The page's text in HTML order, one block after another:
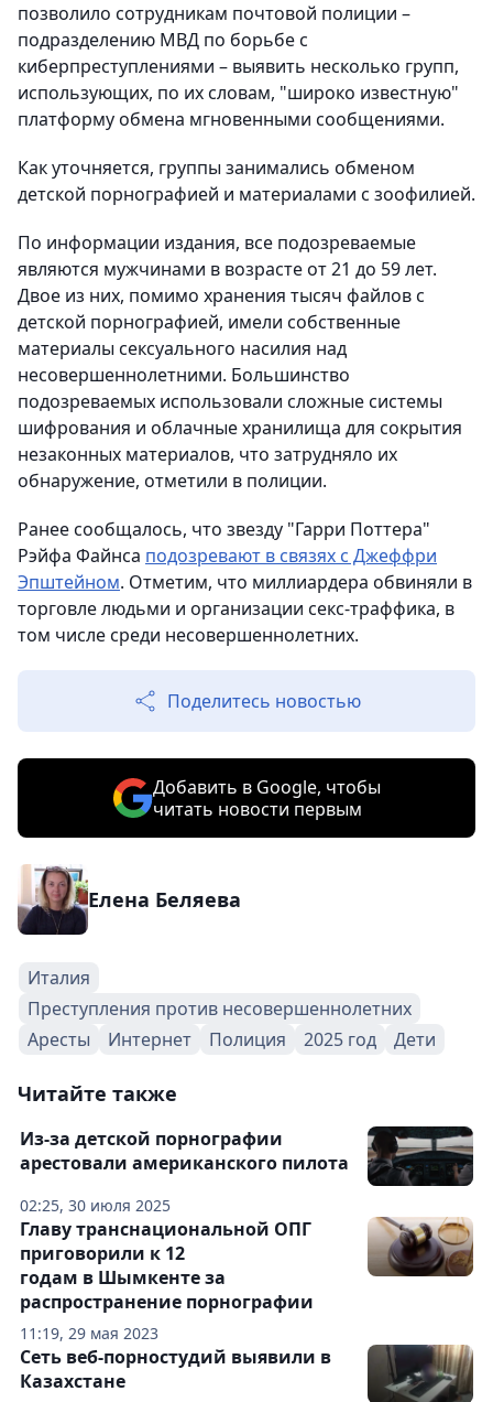
позволило сотрудникам почтовой полиции –
подразделению МВД по борьбе с
киберпреступлениями – выявить несколько групп,
использующих, по их словам, "широко известную"
платформу обмена мгновенными сообщениями.
Как уточняется, группы занимались обменом
детской порнографией и материалами с зоофилией.
По информации издания, все подозреваемые
являются мужчинами в возрасте от 21 до 59 лет.
Двое из них, помимо хранения тысяч файлов с
детской порнографией, имели собственные
материалы сексуального насилия над
несовершеннолетними. Большинство
подозреваемых использовали сложные системы
шифрования и облачные хранилища для сокрытия
незаконных материалов, что затрудняло их
обнаружение, отметили в полиции.
Ранее сообщалось, что звезду "Гарри Поттера"
Рэйфа Файнса подозревают в связях с Джеффри
Эпштейном. Отметим, что миллиардера обвиняли в
торговле людьми и организации секс-траффика, в
том числе среди несовершеннолетних.
Поделитесь новостью
Добавить в Google, чтобы
читать новости первым
Елена Беляева
Италия
Преступления против несовершеннолетних
Аресты
Интернет Полиция 2025 год Дети
Читайте также
02:25, 30 июля 2025
Из-за детской порнографии
арестовали американского пилота
11:19, 29 мая 2023
Главу транснациональной ОПГ
приговорили к 12
годам в Шымкенте за
распространение порнографии
Сеть веб-порностудий выявили в
Казахстане